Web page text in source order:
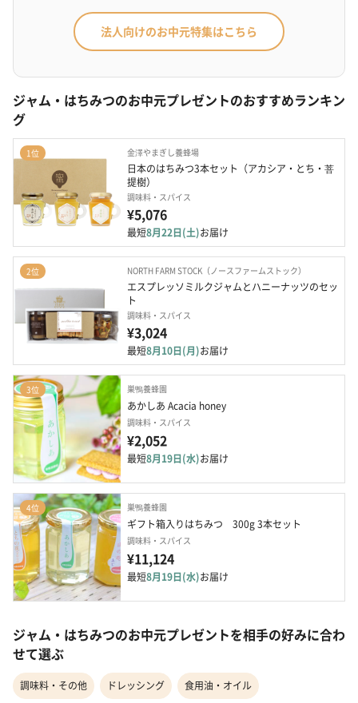
法人向けのお中元特集はこちら
ジャム・はちみつのお中元プレゼントのおすすめランキン
グ
1位 金澤やまぎし養蜂場
日本のはちみつ3本セット（アカシア・とち・菩
提樹）
調味料・スパイス
¥5,076
最短8月22日(土)お届け
2位 NORTH FARM STOCK（ノースファームストック）
エスプレッソミルクジャムとハニーナッツのセッ
ト
調味料・スパイス
¥3,024
最短8月10日(月)お届け
3位 巣鴨養蜂園
あかしあ Acacia honey
調味料・スパイス
¥2,052
最短8月19日(水)お届け
4位 巣鴨養蜂園
ギフト箱入りはちみつ　300g 3本セット
調味料・スパイス
¥11,124
最短8月19日(水)お届け
ジャム・はちみつのお中元プレゼントを相手の好みに合わ
せて選ぶ
調味料・その他 ドレッシング 食用油・オイル